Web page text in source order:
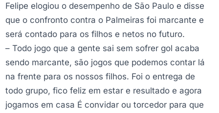
Felipe elogiou o desempenho de São Paulo e disse
que o confronto contra o Palmeiras foi marcante e
será contado para os filhos e netos no futuro.
– Todo jogo que a gente sai sem sofrer gol acaba
sendo marcante, são jogos que podemos contar lá
na frente para os nossos filhos. Foi o entrega de
todo grupo, fico feliz em estar e resultado e agora
jogamos em casa É convidar ou torcedor para que